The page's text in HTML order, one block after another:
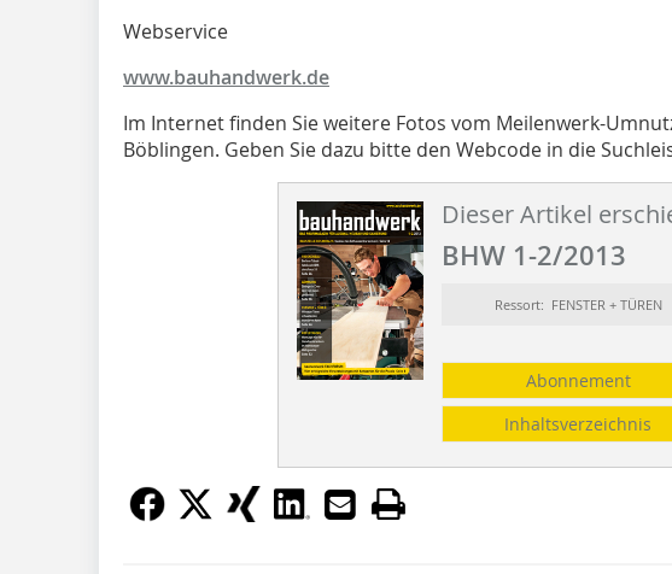
Webservice
www.bauhandwerk.de
Im Internet finden Sie weitere Fotos vom Meilenwerk-
Böblingen. Geben Sie dazu bitte den Webcode in die
Dieser Artikel
BHW 1-2/2013
Ressort: FENSTER + TÜREN
Abonnement
Inhaltsverzeichnis